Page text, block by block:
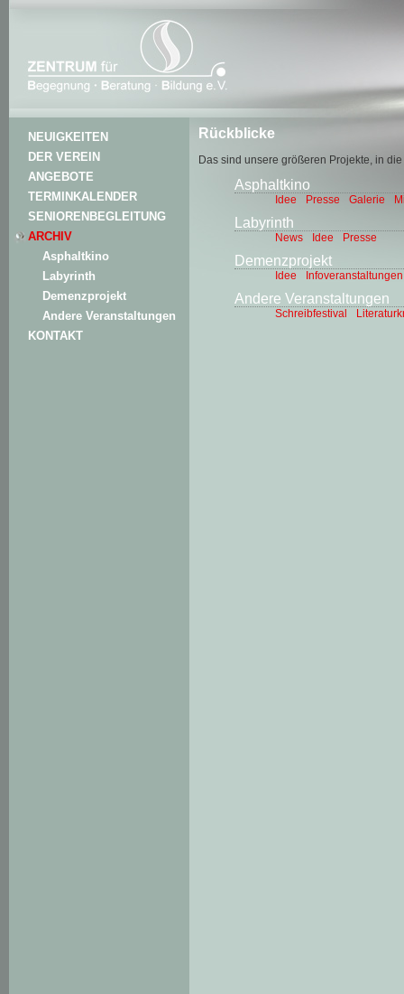
NEUIGKEITEN
DER VEREIN
ANGEBOTE
TERMINKALENDER
SENIORENBEGLEITUNG
ARCHIV
Asphaltkino
Labyrinth
Demenzprojekt
Andere Veranstaltungen
KONTAKT
Rückblicke
Das sind unsere größeren Projekte, in
Asphaltkino
Idee Presse Galerie
Labyrinth
News Idee Presse
Demenzprojekt
Idee Infoveranstaltungen
Andere Veranstaltungen
Schreibfestival